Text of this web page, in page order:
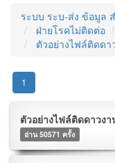
ระบบ ระบ-ส่ง ข้อมูล
ฝ่ายโรคไม่ติดต่อ
ตัวอย่างไฟล์ติดดา
1
ตัวอย่างไฟล์ติดดาวงา
อ่าน 50571 ครั้ง